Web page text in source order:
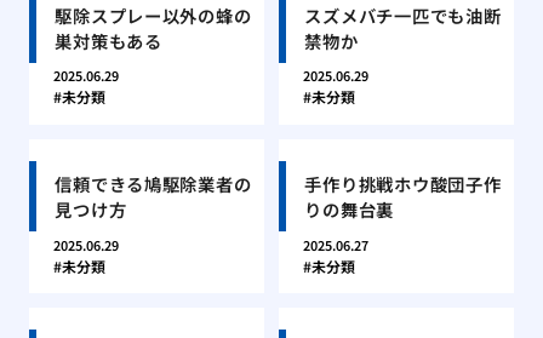
駆除スプレー以外の蜂の
巣対策もある
2025.06.29
未分類
スズメバチ一匹でも油断
禁物か
2025.06.29
未分類
信頼できる鳩駆除業者の
見つけ方
2025.06.29
未分類
手作り挑戦ホウ酸団子作
りの舞台裏
2025.06.27
未分類